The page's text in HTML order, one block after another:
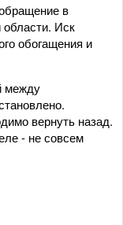
в
Иск
обогащения и
между
вернуть назад.
- не совсем